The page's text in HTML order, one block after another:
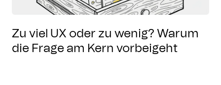
Zu viel UX oder zu wenig? Warum
die Frage am Kern vorbeigeht